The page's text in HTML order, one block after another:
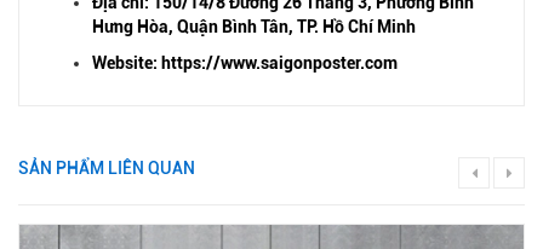
Hưng Hòa, Quận Bình Tân, TP. Hồ Chí Minh
Website: https://www.saigonposter.com
SẢN PHẨM LIÊN QUAN